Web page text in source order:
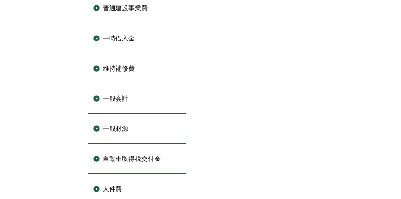
普通建設事業費
一時借入金
維持補修費
一般会計
一般財源
自動車取得税交付金
人件費